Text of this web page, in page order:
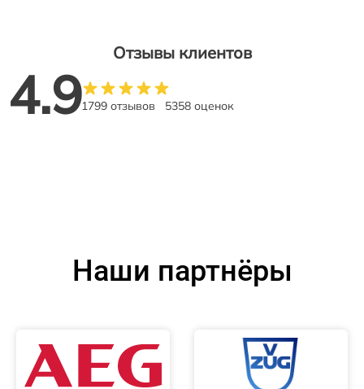
Отзывы клиентов
4.91799 отзывов 5358 оценок
Наши партнёры